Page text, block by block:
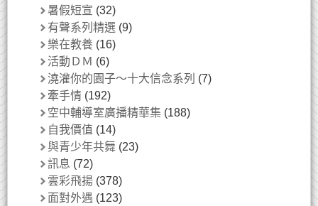
暑假短宣 (32)
有聲系列精選 (9)
樂在教養 (16)
活動ＤＭ (6)
澆灌你的園子～十大信念系列 (7)
牽手情 (192)
空中輔導室廣播精華集 (188)
自我價值 (14)
與青少年共舞 (23)
訊息 (72)
雲彩飛揚 (378)
面對外遇 (123)